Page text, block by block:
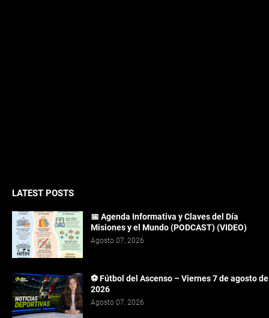
LATEST POSTS
📅 Agenda Informativa y Claves del Día
Misiones y el Mundo (PODCAST) (VIDEO)
Agosto 07, 2026
⚽ Fútbol del Ascenso – Viernes 7 de agosto de
2026
Agosto 07, 2026